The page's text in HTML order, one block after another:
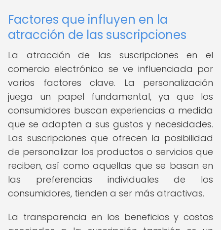
Factores que influyen en la
atracción de las suscripciones
La atracción de las suscripciones en el
comercio electrónico se ve influenciada por
varios factores clave. La personalización
juega un papel fundamental, ya que los
consumidores buscan experiencias a medida
que se adapten a sus gustos y necesidades.
Las suscripciones que ofrecen la posibilidad
de personalizar los productos o servicios que
reciben, así como aquellas que se basan en
las preferencias individuales de los
consumidores, tienden a ser más atractivas.
La transparencia en los beneficios y costos